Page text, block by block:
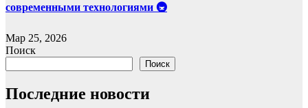
современными технологиями 🚇
Мар 25, 2026
Поиск
Поиск
Последние новости